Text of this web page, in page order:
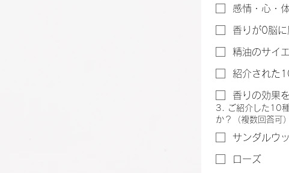
感情・心・
香りが0脳
精油のサイ
紹介された
香りの効果
3. ご紹介した10
か？（複数回答可）
サンダルウ
ローズ